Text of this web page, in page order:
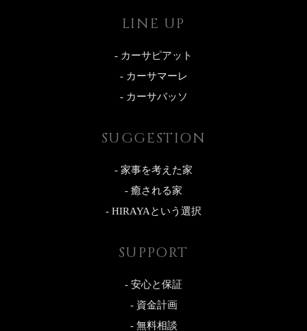
LINE UP
- カーサピアット
- カーサマーレ
- カーサバッソ
SUGGESTION
- 家事を考えた家
- 癒される家
- HIRAYAという選択
SUPPORT
- 安心と保証
- 資金計画
- 無料相談